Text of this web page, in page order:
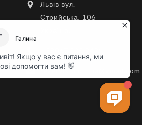
Львів вул.
Стрийська, 106
rezervist.com.ua@gmail.com